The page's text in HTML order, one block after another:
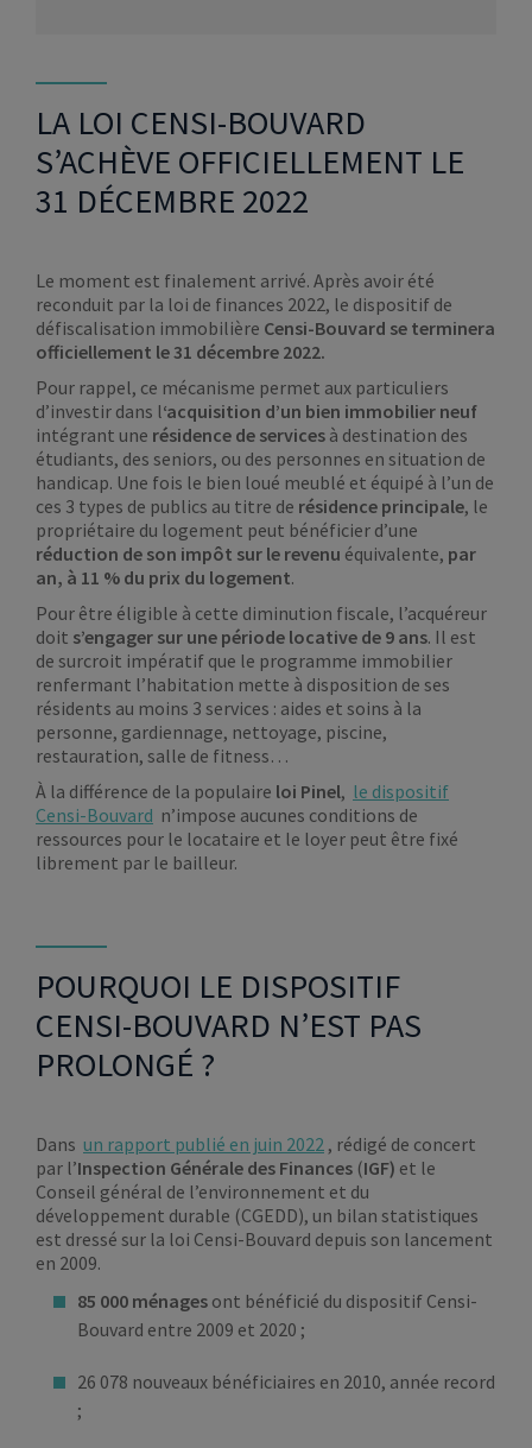
LA LOI CENSI-BOUVARD
S’ACHÈVE OFFICIELLEMENT LE
31 DÉCEMBRE 2022
Le moment est finalement arrivé. Après avoir été
reconduit par la loi de finances 2022, le dispositif de
défiscalisation immobilière Censi-Bouvard se terminera
officiellement le 31 décembre 2022.
Pour rappel, ce mécanisme permet aux particuliers
d’investir dans l‘acquisition d’un bien immobilier neuf
intégrant une résidence de services à destination des
étudiants, des seniors, ou des personnes en situation de
handicap. Une fois le bien loué meublé et équipé à l’un de
ces 3 types de publics au titre de résidence principale, le
propriétaire du logement peut bénéficier d’une
réduction de son impôt sur le revenu équivalente, par
an, à 11 % du prix du logement.
Pour être éligible à cette diminution fiscale, l’acquéreur
doit s’engager sur une période locative de 9 ans. Il est
de surcroit impératif que le programme immobilier
renfermant l’habitation mette à disposition de ses
résidents au moins 3 services : aides et soins à la
personne, gardiennage, nettoyage, piscine,
restauration, salle de fitness…
À la différence de la populaire loi Pinel, le dispositif
Censi-Bouvard n’impose aucunes conditions de
ressources pour le locataire et le loyer peut être fixé
librement par le bailleur.
POURQUOI LE DISPOSITIF
CENSI-BOUVARD N’EST PAS
PROLONGÉ ?
Dans un rapport publié en juin 2022 , rédigé de concert
par l’Inspection Générale des Finances (IGF) et le
Conseil général de l’environnement et du
développement durable (CGEDD), un bilan statistiques
est dressé sur la loi Censi-Bouvard depuis son lancement
en 2009.
85 000 ménages ont bénéficié du dispositif Censi-
Bouvard entre 2009 et 2020 ;
26 078 nouveaux bénéficiaires en 2010, année record
;